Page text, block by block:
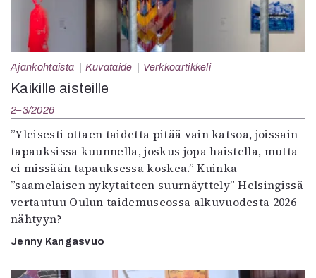
Ajankohtaista Kuvataide Verkkoartikkeli
Kaikille aisteille
2–3/2026
”Yleisesti ottaen taidetta pitää vain katsoa, joissain
tapauksissa kuunnella, joskus jopa haistella, mutta
ei missään tapauksessa koskea.” Kuinka
”saamelaisen nykytaiteen suurnäyttely” Helsingissä
vertautuu Oulun taidemuseossa alkuvuodesta 2026
nähtyyn?
Jenny Kangasvuo